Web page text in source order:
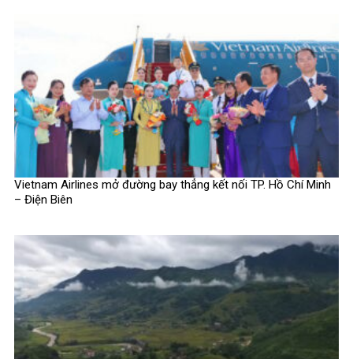
Vietnam Airlines mở đường bay thẳng kết nối TP. Hồ Chí Minh
– Điện Biên